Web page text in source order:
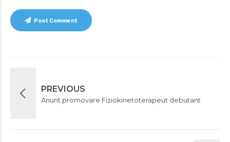
Post Comment
PREVIOUS
Anunt promovare Fiziokinetoterapeut debutant